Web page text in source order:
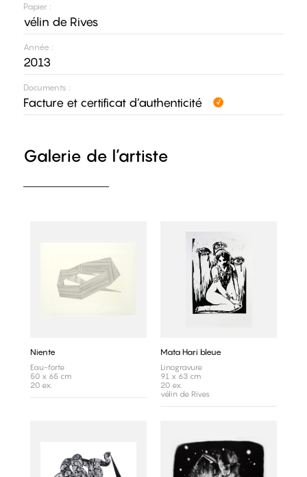
Papier :
vélin de Rives
Année :
2013
Documents :
Facture et certificat d’authenticité
Galerie de l’artiste
Niente
Eau-forte
50 x 65 cm
20 ex.
Mata Hari bleue
Linogravure
91 x 63 cm
20 ex.
vélin de Rives